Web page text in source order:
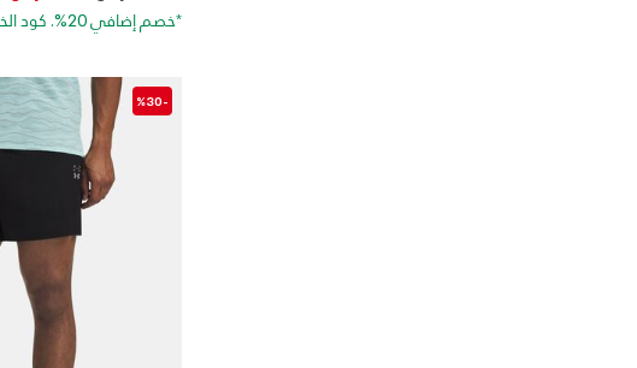
*خصم إضافي 20%. كود الخصم: EXTRA20
-%30